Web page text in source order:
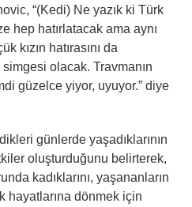
“(Kedi) Ne yazık ki Türk
hep hatırlatacak ama aynı
kızın hatırasını da
olacak. Travmanın
güzelce yiyor, uyuyor.” diye
günlerde yaşadıklarının
oluşturduğunu belirterek,
kadıklarını, yaşananların
hayatlarına dönmek için